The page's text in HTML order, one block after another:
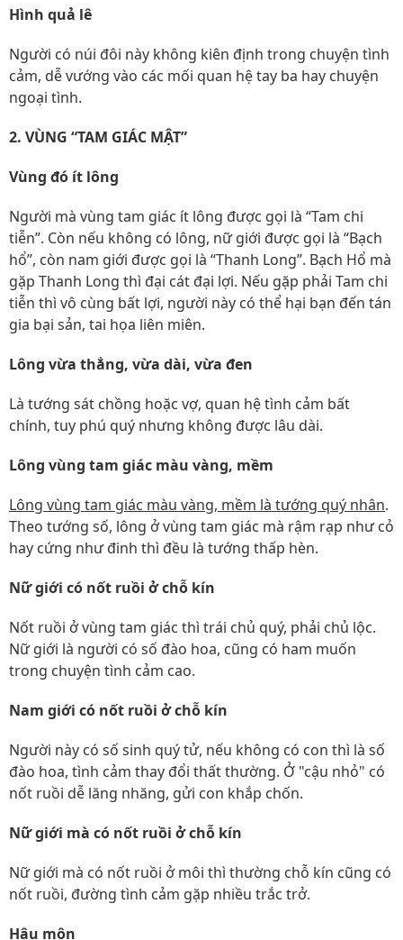
Hình quả lê
Người có núi đôi này không kiên định trong chuyện tình
cảm, dễ vướng vào các mối quan hệ tay ba hay chuyện
ngoại tình.
2. VÙNG “TAM GIÁC MẬT”
Vùng đó ít lông
Người mà vùng tam giác ít lông được gọi là “Tam chi
tiễn”. Còn nếu không có lông, nữ giới được gọi là “Bạch
hổ”, còn nam giới được gọi là “Thanh Long”. Bạch Hổ mà
gặp Thanh Long thì đại cát đại lợi. Nếu gặp phải Tam chi
tiễn thì vô cùng bất lợi, người này có thể hại bạn đến tán
gia bại sản, tai họa liên miên.
Lông vừa thẳng, vừa dài, vừa đen
Là tướng sát chồng hoặc vợ, quan hệ tình cảm bất
chính, tuy phú quý nhưng không được lâu dài.
Lông vùng tam giác màu vàng, mềm
Lông vùng tam giác màu vàng, mềm là tướng quý nhân.
Theo tướng số, lông ở vùng tam giác mà rậm rạp như cỏ
hay cứng như đinh thì đều là tướng thấp hèn.
Nữ giới có nốt ruồi ở chỗ kín
Nốt ruồi ở vùng tam giác thì trái chủ quý, phải chủ lộc.
Nữ giới là người có số đào hoa, cũng có ham muốn
trong chuyện tình cảm cao.
Nam giới có nốt ruồi ở chỗ kín
Người này có số sinh quý tử, nếu không có con thì là số
đào hoa, tình cảm thay đổi thất thường. Ở "cậu nhỏ" có
nốt ruồi dễ lăng nhăng, gửi con khắp chốn.
Nữ giới mà có nốt ruồi ở chỗ kín
Nữ giới mà có nốt ruồi ở môi thì thường chỗ kín cũng có
nốt ruồi, đường tình cảm gặp nhiều trắc trở.
Hậu môn